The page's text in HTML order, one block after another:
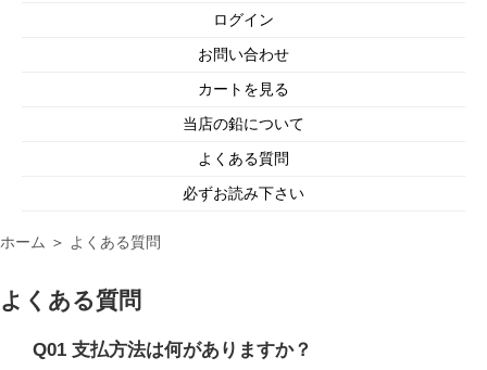
ログイン
お問い合わせ
カートを見る
当店の鉛について
よくある質問
必ずお読み下さい
ホーム ＞ よくある質問
よくある質問
Q01 支払方法は何がありますか？